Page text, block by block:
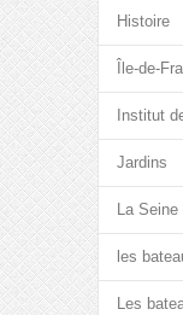
Histoire
Île-de-
Institut
Jardins
La
les
Les